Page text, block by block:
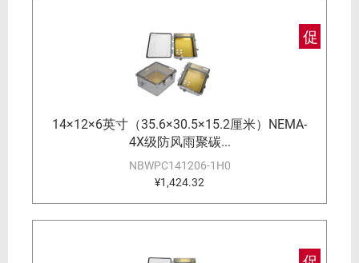
促
14×12×6英寸（35.6×30.5×15.2厘米）NEMA-
4X级防风雨聚碳...
NBWPC141206-1H0
¥1,424.32